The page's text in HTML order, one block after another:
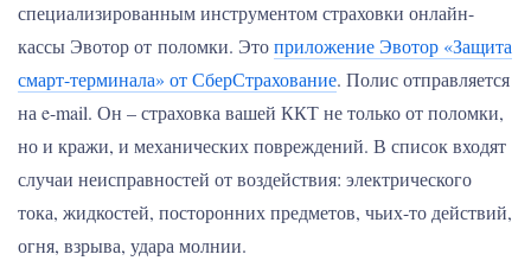
специализированным инструментом страховки онлайн-
кассы Эвотор от поломки. Этоприложение Эвотор «Защита
смарт-терминала» от СберСтрахование. Полис отправляется
на e-mail. Он – страховка вашей ККТ не только от поломки,
но и кражи, и механических повреждений. В список входят
случаи неисправностей от воздействия: электрического
тока, жидкостей, посторонних предметов, чьих-то действий,
огня, взрыва, удара молнии.